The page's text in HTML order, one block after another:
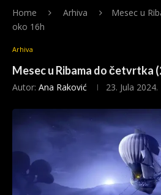
Home Arhiva
Mesec u
oko 16h
Arhiva
Mesec u Ribama do četvrtka
Autor: Ana Raković 23. Jula 2024.